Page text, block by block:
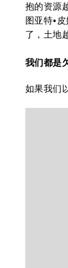
抱的资源
图亚特•皮
了，土地
我们都是
如果我们